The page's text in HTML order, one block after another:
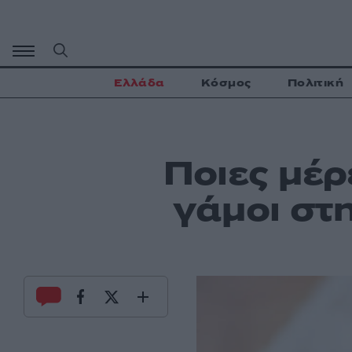
περιεχόμενο
Ελλάδα Κόσμος Πολιτική
Ποιες
γάμοι